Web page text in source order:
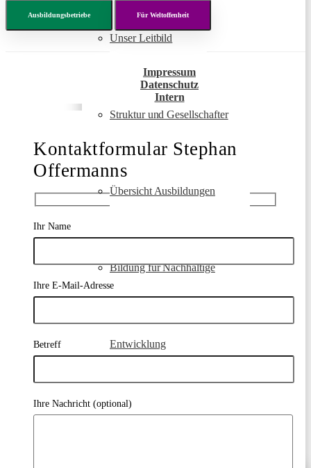
Unser Leitbild
Struktur und Gesellschafter
Übersicht Ausbildungen
Bildung für Nachhaltige
Entwicklung
Ausbildungsbetriebe Für Weltoffenheit
Impressum
Datenschutz
Intern
Kontaktformular Stephan
Offermanns
Ihr Name
Ihre E-Mail-Adresse
Betreff
Ihre Nachricht (optional)